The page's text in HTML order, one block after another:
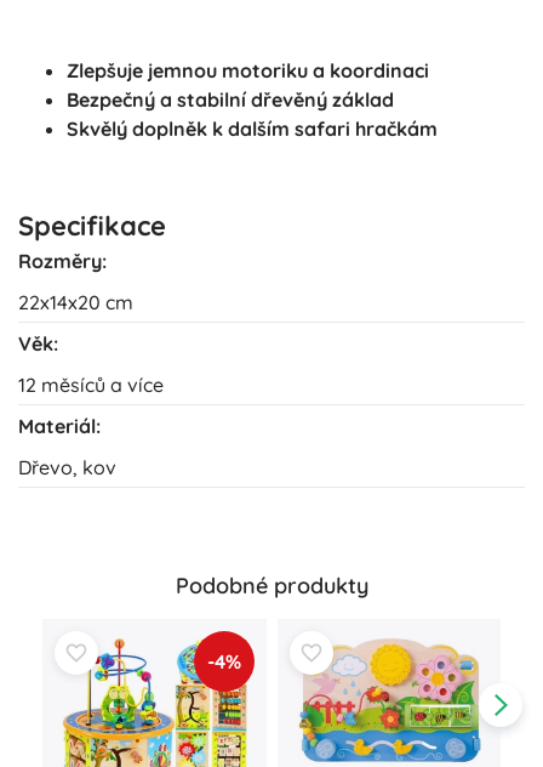
Zlepšuje jemnou motoriku a koordinaci
Bezpečný a stabilní dřevěný základ
Skvělý doplněk k dalším safari hračkám
Specifikace
Rozměry:
22x14x20 cm
Věk:
12 měsíců a více
Materiál:
Dřevo, kov
Podobné produkty
-4%